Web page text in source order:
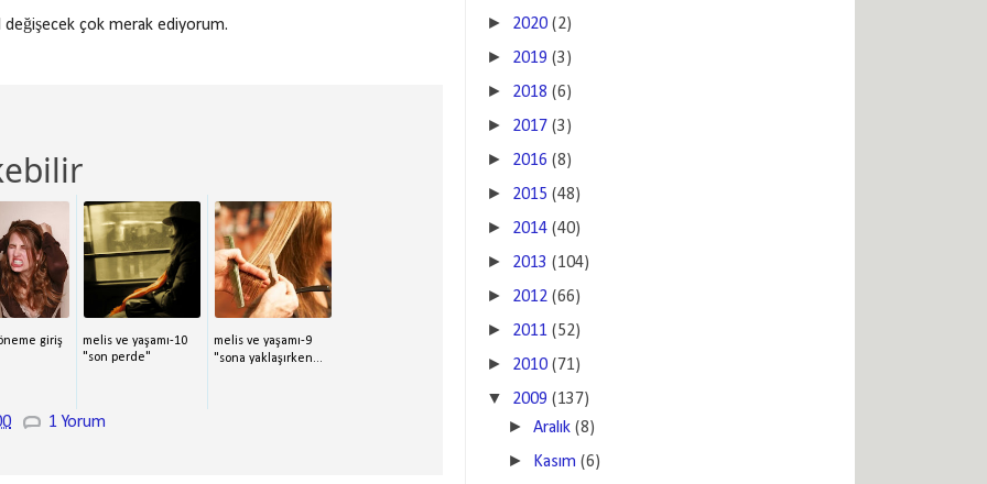
değişecek çok merak ediyorum.
giriş
melis ve yaşamı-10
"son perde"
melis ve yaşamı-9
"sona yaklaşırken...
1 Yorum
► 2020 (2)
► 2019 (3)
► 2018 (6)
► 2017 (3)
► 2016 (8)
► 2015 (48)
► 2014 (40)
► 2013 (104)
► 2012 (66)
► 2011 (52)
► 2010 (71)
▼ 2009 (137)
►Aralık (8)
► Kasım (6)